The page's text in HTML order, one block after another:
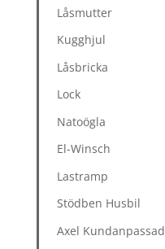
Låsmutter
Kugghjul
Låsbricka
Lock
Natoögla
El-Winsch
Lastramp
Stödben Husbil
Axel Kundanpassad